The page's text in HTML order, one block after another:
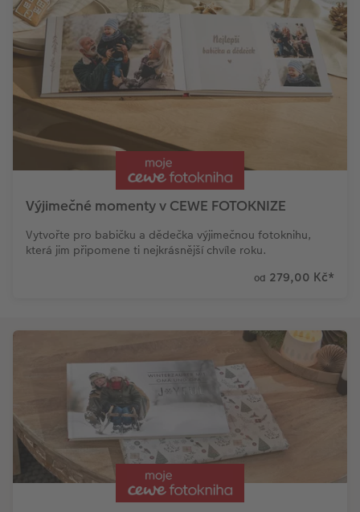
Výjimečné momenty v CEWE FOTOKNIZE
Vytvořte pro babičku a dědečka výjimečnou fotoknihu,
která jim připomene ti nejkrásnější chvíle roku.
od 279,00 Kč*